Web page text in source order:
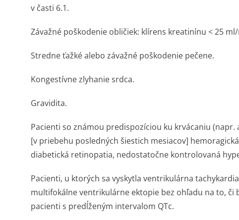
v časti 6.1.
Závažné poškodenie obličiek: klírens kreatinínu < 25
Stredne ťažké alebo závažné poškodenie pečene.
Kongestívne zlyhanie srdca.
Gravidita.
Pacienti so známou predispozíciou ku krvácaniu (napr.
[v priebehu posledných šiestich mesiacov]
diabetická retinopatia, nedostatočne kontrolovaná
Pacienti, u ktorých sa vyskytla ventrikulárna
multifokálne ventrikulárne ektopie bez ohľadu na to, či
pacienti s predĺženým intervalom QTc.